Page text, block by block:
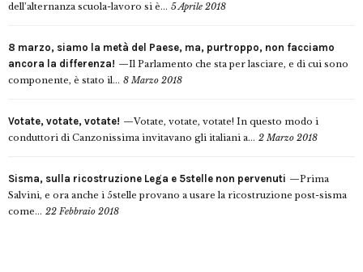
dell’alternanza scuola-lavoro si è... 5 Aprile 2018
8 marzo, siamo la metà del Paese, ma, purtroppo, non facciamo
ancora la differenza!
Il Parlamento che sta per lasciare, e di cui sono
componente, è stato il... 8 Marzo 2018
Votate, votate, votate!
Votate, votate, votate! In questo modo i
conduttori di Canzonissima invitavano gli italiani a... 2 Marzo 2018
Sisma, sulla ricostruzione Lega e 5stelle non pervenuti
Prima
Salvini, e ora anche i 5stelle provano a usare la ricostruzione post-sisma
come... 22 Febbraio 2018